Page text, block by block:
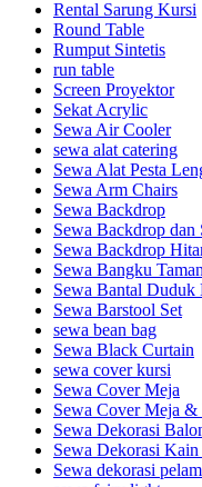
Rental Sarung Kursi
Round Table
Rumput Sintetis
run table
Screen Proyektor
Sekat Acrylic
Sewa Air Cooler
sewa alat catering
Sewa Alat Pesta
Sewa Arm Chairs
Sewa Backdrop
Sewa Backdrop dan
Sewa Backdrop
Sewa Bangku Taman
Sewa Bantal Duduk
Sewa Barstool Set
sewa bean bag
Sewa Black Curtain
sewa cover kursi
Sewa Cover Meja
Sewa Cover Meja &
Sewa Dekorasi
Sewa Dekorasi Kain
Sewa dekorasi